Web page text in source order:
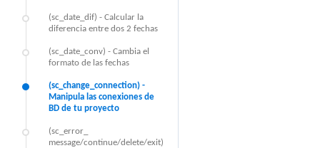
(sc_date_dif) - Calcular la
diferencia entre dos 2 fechas
(sc_date_conv) - Cambia el
formato de las fechas
(sc_change_connection) -
Manipula las conexiones de
BD de tu proyecto
(sc_error_
message/continue/delete/exit)